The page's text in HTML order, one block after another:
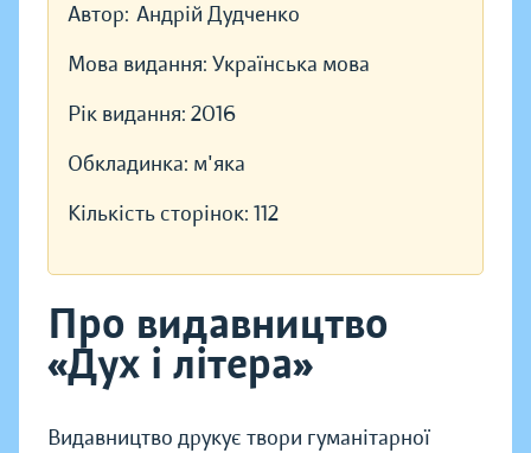
Автор: Андрій Дудченко
Мова видання: Українська мова
Рік видання: 2016
Обкладинка: м'яка
Кількість сторінок: 112
Про видавництво
«Дух і літера»
Видавництво друкує твори гуманітарної